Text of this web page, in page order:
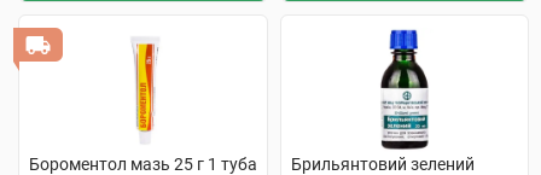
Бороментол мазь 25 г 1 туба
Брильянтовий зелений